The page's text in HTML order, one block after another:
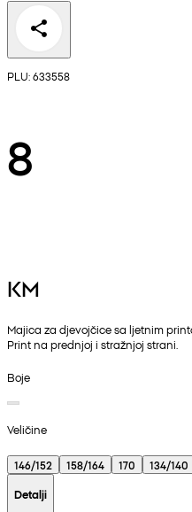
PLU: 633558
8
KM
Majica za djevojčice sa ljetnim
Print na prednjoj i stražnjoj strani.
Boje
Veličine
146/152 158/164 170
134/140
Detalji